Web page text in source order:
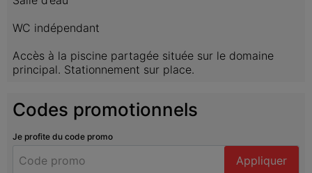
WC indépendant
Accès à la piscine partagée située sur le domaine
principal. Stationnement sur place.
Codes promotionnels
Je profite du code promo
Appliquer